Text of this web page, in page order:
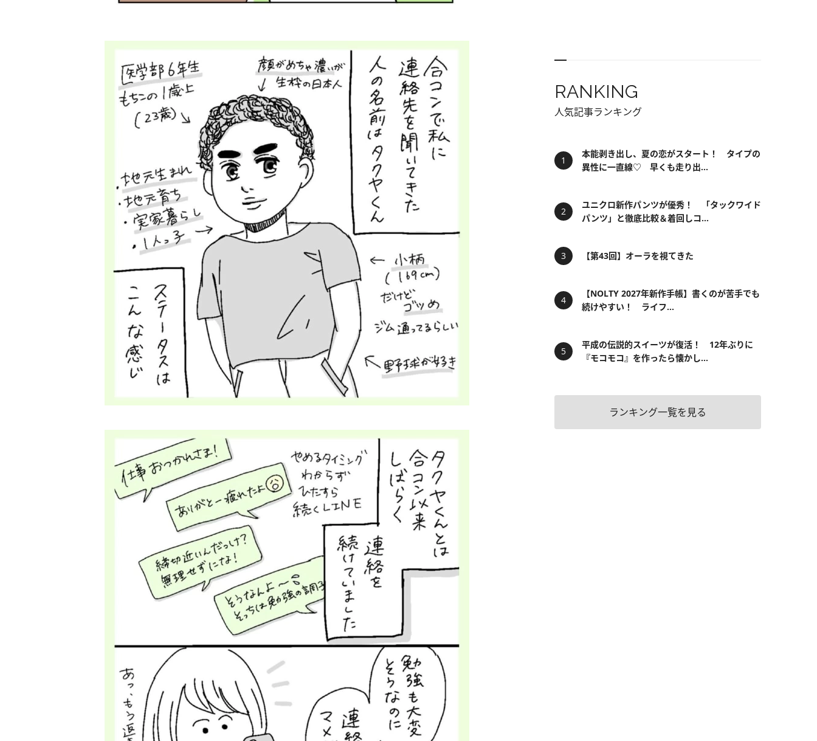
RANKING
人気記事ランキング
本能剥き出し、夏の恋がスタート！ タイプの
異性に一直線♡ 早くも走り出...
ユニクロ新作パンツが優秀！ 「タックワイド
パンツ」と徹底比較＆着回しコ...
【第43回】オーラを視てきた
【NOLTY 2027年新作手帳】書くのが苦手でも
続けやすい！ ライフ...
平成の伝説的スイーツが復活！ 12年ぶりに
『モコモコ』を作ったら懐かし...
ランキング一覧を見る